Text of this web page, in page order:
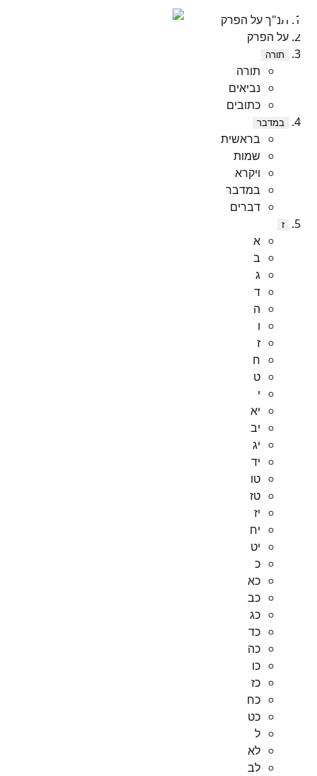
תנ"ך על הפרק
על הפרק
תורה
תורה
נביאים
כתובים
במדבר
בראשית
שמות
ויקרא
במדבר
דברים
ז
א
ב
ג
ד
ה
ו
ז
ח
ט
י
יא
יב
יג
יד
טו
טז
יז
יח
יט
כ
כא
כב
כג
כד
כה
כו
כז
כח
כט
ל
לא
לב